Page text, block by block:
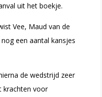
uit het boekje.
Vee, Maud van de
een aantal kansjes
de wedstrijd zeer
krachten voor